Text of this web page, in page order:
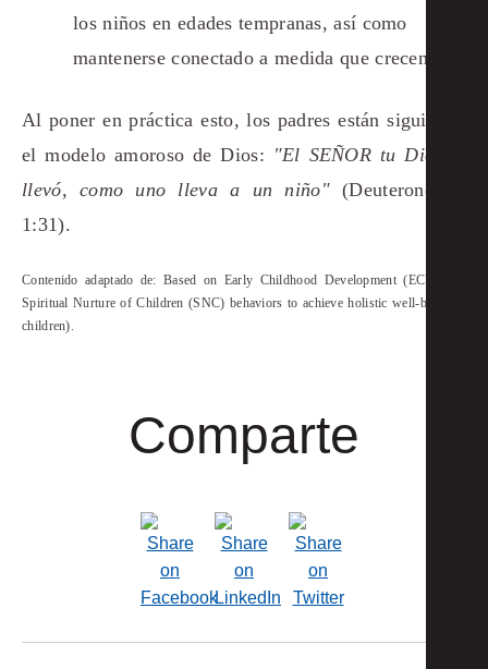
los niños en edades tempranas, así como
mantenerse conectado a medida que crecen.
Al poner en práctica esto, los padres están siguiendo
el modelo amoroso de Dios: "El SEÑOR tu Dios te
llevó, como uno lleva a un niño"(Deuteronomio
1:31).
Contenido adaptado de: Based on Early Childhood Development (ECD) and
Spiritual Nurture of Children (SNC) behaviors to achieve holistic well-being of
children).
Comparte